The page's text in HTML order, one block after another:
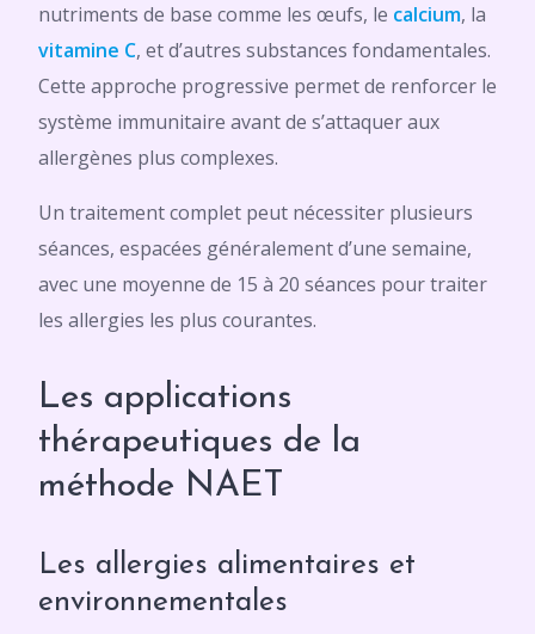
nutriments de base comme les œufs, le calcium, la
vitamine C, et d’autres substances fondamentales.
Cette approche progressive permet de renforcer le
système immunitaire avant de s’attaquer aux
allergènes plus complexes.
Un traitement complet peut nécessiter plusieurs
séances, espacées généralement d’une semaine,
avec une moyenne de 15 à 20 séances pour traiter
les allergies les plus courantes.
Les applications
thérapeutiques de la
méthode NAET
Les allergies alimentaires et
environnementales